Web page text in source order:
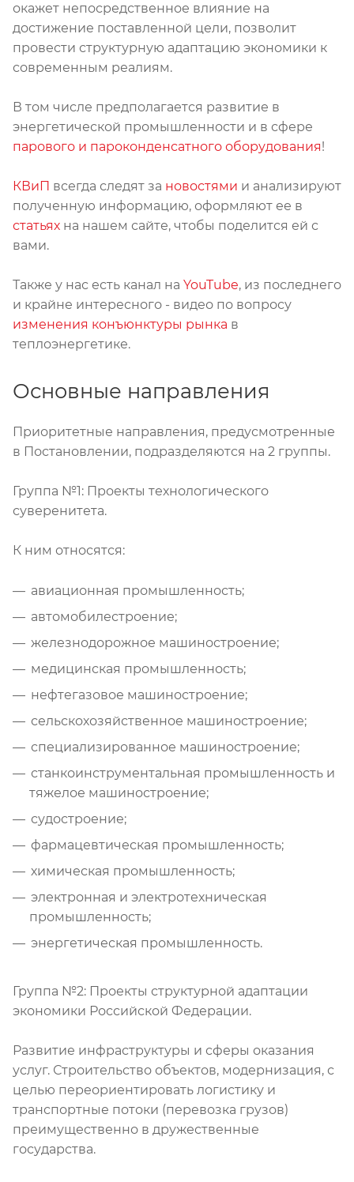
окажет непосредственное влияние на
достижение поставленной цели, позволит
провести структурную адаптацию экономики к
современным реалиям.
В том числе предполагается развитие в
энергетической промышленности и в сфере
парового и пароконденсатного оборудования!
КВиП всегда следят за новостями и анализируют
полученную информацию, оформляют ее в
статьях на нашем сайте, чтобы поделится ей с
вами.
Также у нас есть канал на YouTube, из последнего
и крайне интересного - видео по вопросу
изменения конъюнктуры рынка в
теплоэнергетике.
Основные направления
Приоритетные направления, предусмотренные
в Постановлении, подразделяются на 2 группы.
Группа №1: Проекты технологического
суверенитета.
К ним относятся:
авиационная промышленность;
автомобилестроение;
железнодорожное машиностроение;
медицинская промышленность;
нефтегазовое машиностроение;
сельскохозяйственное машиностроение;
специализированное машиностроение;
станкоинструментальная промышленность и
тяжелое машиностроение;
судостроение;
фармацевтическая промышленность;
химическая промышленность;
электронная и электротехническая
промышленность;
энергетическая промышленность.
Группа №2: Проекты структурной адаптации
экономики Российской Федерации.
Развитие инфраструктуры и сферы оказания
услуг. Строительство объектов, модернизация, с
целью переориентировать логистику и
транспортные потоки (перевозка грузов)
преимущественно в дружественные
государства.